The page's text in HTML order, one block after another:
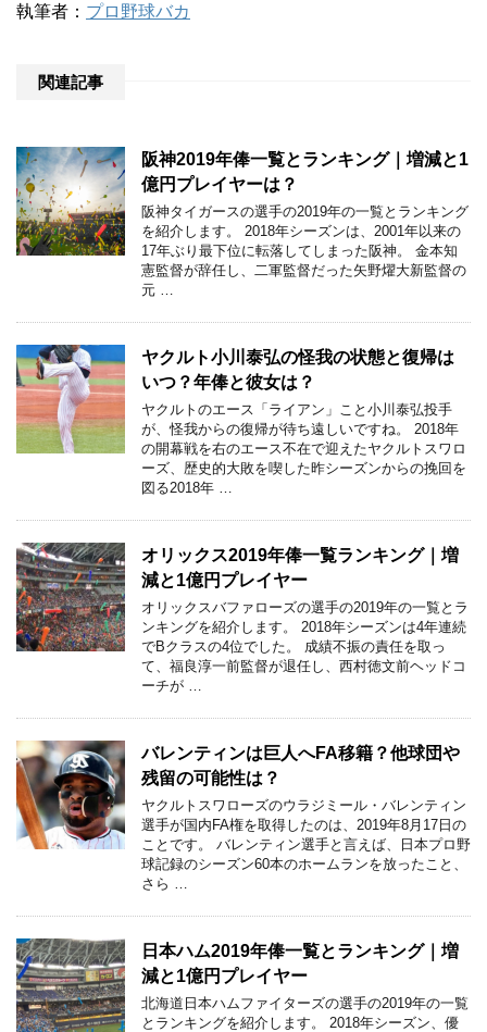
執筆者： プロ野球バカ
関連記事
阪神2019年俸一覧とランキング｜増減と1
億円プレイヤーは？
阪神タイガースの選手の2019年の一覧とランキング
を紹介します。 2018年シーズンは、2001年以来の
17年ぶり最下位に転落してしまった阪神。 金本知
憲監督が辞任し、二軍監督だった矢野燿大新監督の
元 …
ヤクルト小川泰弘の怪我の状態と復帰は
いつ？年俸と彼女は？
ヤクルトのエース「ライアン」こと小川泰弘投手
が、怪我からの復帰が待ち遠しいですね。 2018年
の開幕戦を右のエース不在で迎えたヤクルトスワロ
ーズ、歴史的大敗を喫した昨シーズンからの挽回を
図る2018年 …
オリックス2019年俸一覧ランキング｜増
減と1億円プレイヤー
オリックスバファローズの選手の2019年の一覧とラ
ンキングを紹介します。 2018年シーズンは4年連続
でBクラスの4位でした。 成績不振の責任を取っ
て、福良淳一前監督が退任し、西村徳文前ヘッドコ
ーチが …
バレンティンは巨人へFA移籍？他球団や
残留の可能性は？
ヤクルトスワローズのウラジミール・バレンティン
選手が国内FA権を取得したのは、2019年8月17日の
ことです。 バレンティン選手と言えば、日本プロ野
球記録のシーズン60本のホームランを放ったこと、
さら …
日本ハム2019年俸一覧とランキング｜増
減と1億円プレイヤー
北海道日本ハムファイターズの選手の2019年の一覧
とランキングを紹介します。 2018年シーズン、優